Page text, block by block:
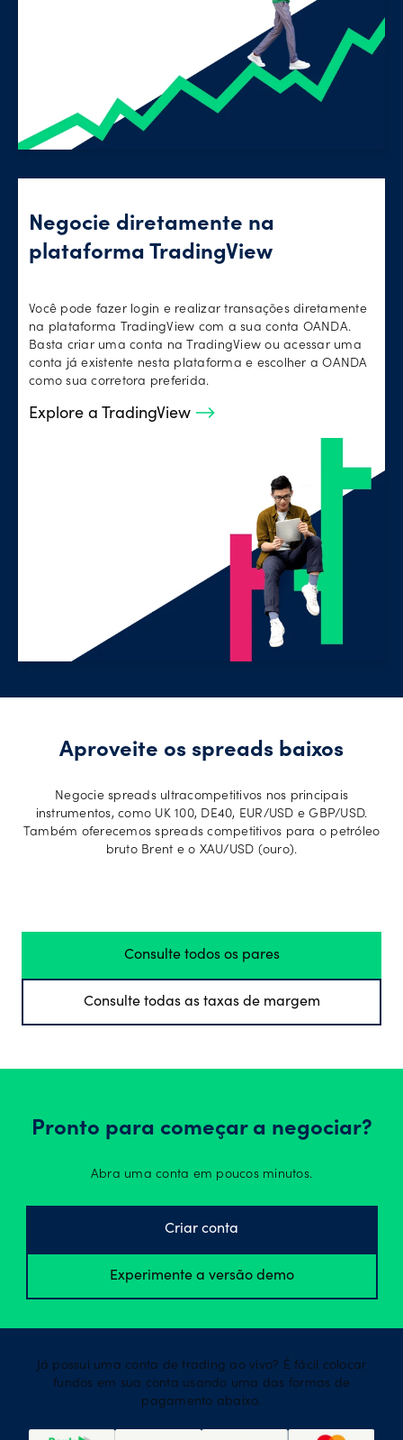
Negocie diretamente na
plataforma TradingView
Você pode fazer login e realizar transações diretamente
na plataforma TradingView com a sua conta OANDA.
Basta criar uma conta na TradingView ou acessar uma
conta já existente nesta plataforma e escolher a OANDA
como sua corretora preferida.
Explore a TradingView
Aproveite os spreads baixos
Negocie spreads ultracompetitivos nos principais
instrumentos, como UK 100, DE40, EUR/USD e GBP/USD.
Também oferecemos spreads competitivos para o petróleo
bruto Brent e o XAU/USD (ouro).
Consulte todos os pares
Consulte todas as taxas de margem
Pronto para começar a negociar?
Abra uma conta em poucos minutos.
Criar conta
Experimente a versão demo
Já possui uma conta de trading ao vivo? É fácil colocar
fundos em sua conta usando uma das formas de
pagamento abaixo.